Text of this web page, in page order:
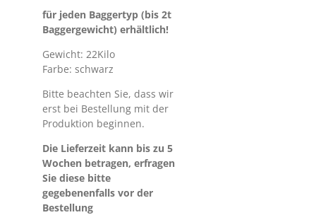
für jeden Baggertyp (bis 2t
Baggergewicht) erhältlich!
Gewicht: 22Kilo
Farbe: schwarz
Bitte beachten Sie, dass wir
erst bei Bestellung mit der
Produktion beginnen.
Die Lieferzeit kann bis zu 5
Wochen betragen, erfragen
Sie diese bitte
gegebenenfalls vor der
Bestellung